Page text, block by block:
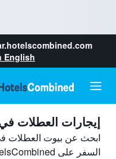
English
إيجارات العطلات
ابحث عن بيوت العطلات
السفر على HotelsCombined وقارن بينها ووفّر.